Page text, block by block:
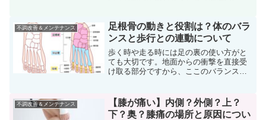
それが背中全体の凝りになってしまいま
す。肩甲骨周りの筋肉をほ...
不調改善＆メンテナンス
足根骨の動きと役割は？体のバラ
ンスと歩行との連動について
歩く時や走る時には足の裏の使い方がと
ても大切です。地面からの衝撃を直接受
け取る部分ですから、ここのバランスが
は足根骨という足の根本にある小さな骨
の集合体の動きで決まりま...
不調改善＆メンテナンス
【膝が痛い】内側？外側？上？
下？奥？膝痛の場所と原因につい